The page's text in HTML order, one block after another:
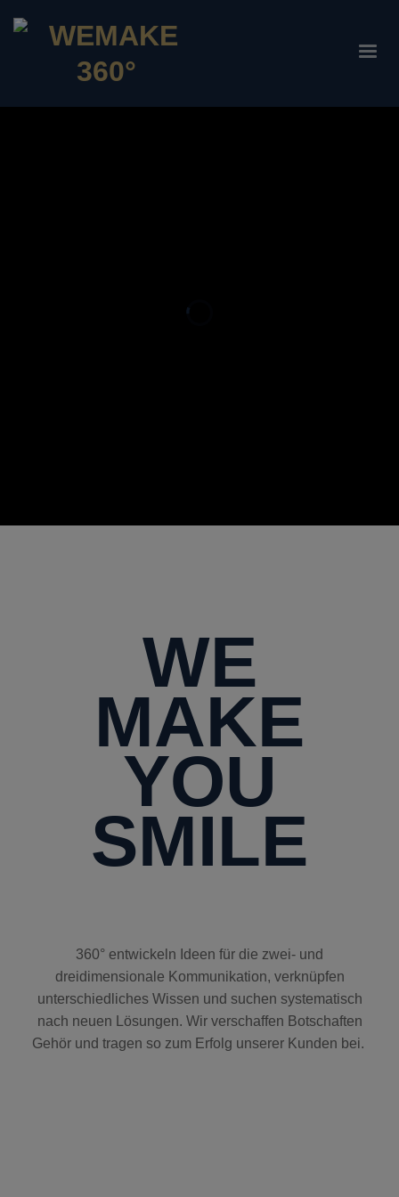
WE
MAKE
YOU
SMILE
360° entwickeln Ideen für die zwei- und
dreidimensionale Kommunikation, verknüpfen
unterschiedliches Wissen und suchen systematisch
nach neuen Lösungen. Wir verschaffen Botschaften
Gehör und tragen so zum Erfolg unserer Kunden bei.